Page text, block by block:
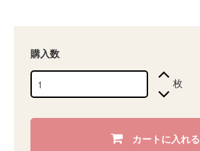
購入数
枚
カートに入れる